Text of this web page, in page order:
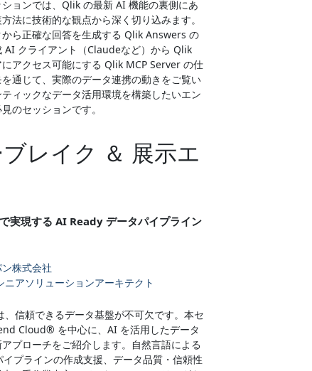
ョンでは、Qlik の最新 AI 機能の裏側にあ
法に技術的な観点から深く切り込みます。
ら正確な回答を生成する Qlik Answers の
AI クライアント（Claudeなど）から Qlik
アクセス可能にする Qlik MCP Server の仕
通じて、実際のデータ連携の動きをご覧い
ィックなデータ活用環境を構築したいエン
のセッションです。
レイク ＆ 展示エ
現する AI Ready データパイプライン
株式会社
ニアソリューションアーキテクト
信頼できるデータ基盤が不可欠です。本セ
Cloud® を中心に、AI を活用したデータ
プローチをご紹介します。自然言語による
プラインの作成支援、データ品質・信頼性